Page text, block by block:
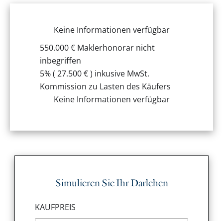
Keine Informationen verfügbar
550.000 € Maklerhonorar nicht
inbegriffen
5% ( 27.500 € ) inkusive MwSt.
Kommission zu Lasten des Käufers
Keine Informationen verfügbar
Simulieren Sie Ihr Darlehen
KAUFPREIS